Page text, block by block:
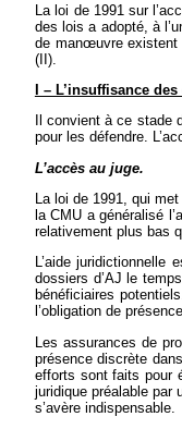
La loi de 1991 sur
des lois a adopté, à
de manœuvre existent
(II).
I – L’insuffisance
Il convient à ce stade
pour les défendre.
L’accès au juge.
La loi de 1991, qui
la CMU a généralisé
relativement plus bas
L’aide
dossiers d’AJ le
bénéficiaires
l’obligation de
Les assurances de
présence discrète
efforts sont faits pour
juridique préalable par
s’avère indispensable.